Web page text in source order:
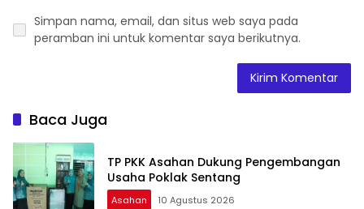
Simpan nama, email, dan situs web saya pada
peramban ini untuk komentar saya berikutnya.
Baca Juga
TP PKK Asahan Dukung Pengembangan
Usaha Poklak Sentang
Asahan 10 Agustus 2026